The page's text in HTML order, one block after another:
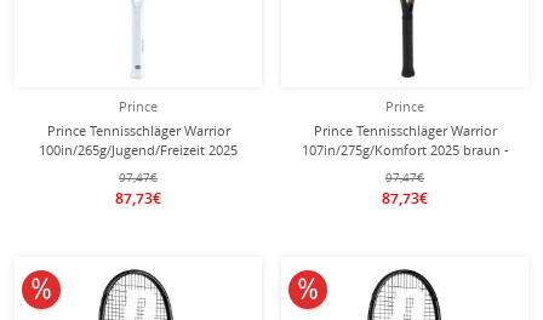
Prince
Prince Tennisschläger Warrior
100in/265g/Jugend/Freizeit 2025
pink - besaitet -
97,47€
87,73€
Prince
Prince Tennisschläger Warrior
107in/275g/Komfort 2025 braun -
besaitet -
97,47€
87,73€
10% reduziert 10% reduziert